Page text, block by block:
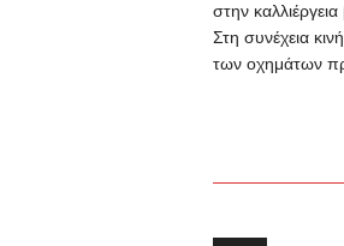
στην
Στη συνέχεια
των οχημάτων